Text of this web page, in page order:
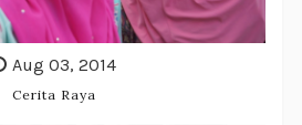
Aug 03, 2014
Cerita Raya